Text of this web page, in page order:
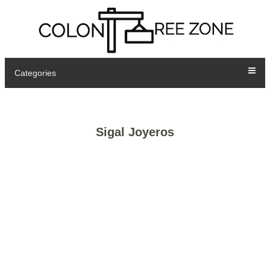
Categories
Sigal Joyeros